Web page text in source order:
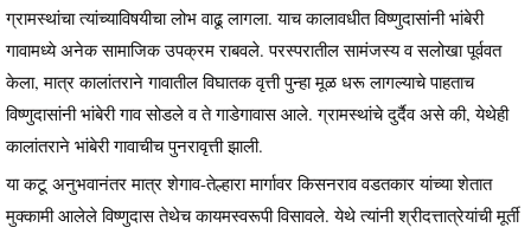
ग्रामस्थांचा त्यांच्याविषयीचा लोभ वाढू लागला. याच कालावधीत विष्णुदासांनी भांबेरी
गावामध्ये अनेक सामाजिक उपक्रम राबवले. परस्परातील सामंजस्य व सलोखा पूर्ववत
केला, मात्र कालांतराने गावातील विघातक वृत्ती पुन्हा मूळ धरू लागल्याचे पाहताच
विष्णुदासांनी भांबेरी गाव सोडले व ते गाडेगावास आले. ग्रामस्थांचे दुर्दैव असे की, येथेही
कालांतराने भांबेरी गावाचीच पुनरावृत्ती झाली.
या कटू अनुभवानंतर मात्र शेगाव-तेल्हारा मार्गावर किसनराव वडतकार यांच्या शेतात
मुक्कामी आलेले विष्णुदास तेथेच कायमस्वरूपी विसावले. येथे त्यांनी श्रीदत्तात्रेयांची मूर्ती